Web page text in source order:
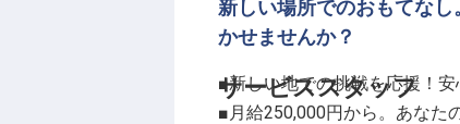
整えています。年間休日120
化にも柔軟に対応。研修制度
チームワークを大切にし、互
※2025年10月09日時点の情報で
サービススタッフ
新しい場所でのおもてな
かせませんか？
■新しい地での挑戦を応援！
■月給250,000円から。あなた